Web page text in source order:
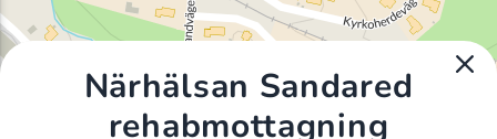
Närhälsan Sandared
rehabmottagning